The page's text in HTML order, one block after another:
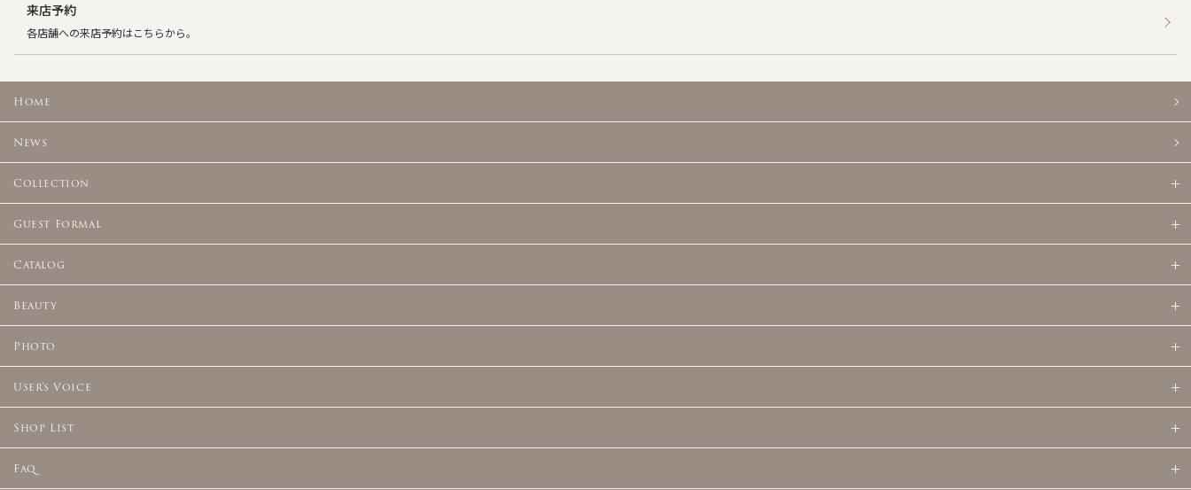
来店予約
各店舗への来店予約はこちらから。
Home
News
Collection
Guest Formal
Catalog
Beauty
Photo
User's Voice
Shop List
Faq